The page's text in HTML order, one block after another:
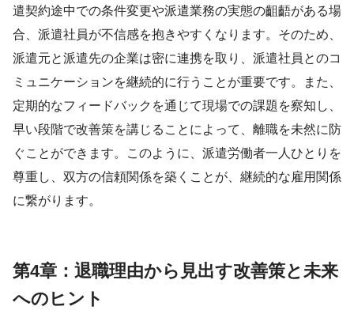
遣契約途中での条件変更や派遣業務の実態の齟齬がある場
合、派遣社員が不信感を抱きやすくなります。そのため、
派遣元と派遣先の企業は密に連携を取り、派遣社員とのコ
ミュニケーションを継続的に行うことが重要です。また、
定期的なフィードバックを通じて現場での課題を察知し、
早い段階で改善策を講じることによって、離職を未然に防
ぐことができます。このように、派遣労働者一人ひとりを
尊重し、双方の信頼関係を築くことが、継続的な雇用関係
に繋がります。
第4章：退職理由から見出す改善策と未来
へのヒント